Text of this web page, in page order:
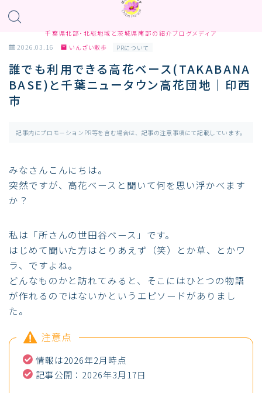
千葉県北部・北総地域と茨城県南部の紹介ブログメディア
2026.03.16 いんざい散歩 PRについて
誰でも利用できる高花ベース(TAKABANA
BASE)と千葉ニュータウン高花団地｜印西
市
記事内にプロモーションPR等を含む場合は、記事の注意事項にて記載しています。
みなさんこんにちは。
突然ですが、高花ベースと聞いて何を思い浮かべます
か？
私は「所さんの世田谷ベース」です。
はじめて聞いた方はとりあえず（笑）とか草、とかワ
ラ、ですよね。
どんなものかと訪れてみると、そこにはひとつの物語
が作れるのではないかというエピソードがありまし
た。
注意点
情報は2026年2月時点
記事公開：2026年3月17日